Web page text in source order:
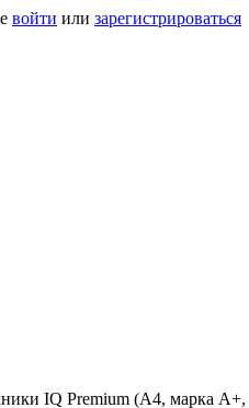
войти или зарегистрироваться
IQ Premium (А4, марка A+,